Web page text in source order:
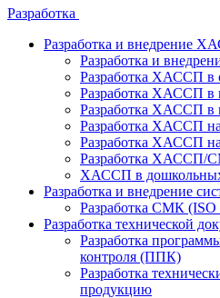
Разработка
Разработка и внедрение
Разработка и
Разработка ХАССП в
Разработка ХАССП в
Разработка ХАССП в
Разработка ХАССП
Разработка ХАССП
Разработка ХАССП/
ХАССП в
Разработка и внедрение
Разработка СМК (ISO
Разработка технической
Разработка
контроля (ППК)
Разработка
продукцию